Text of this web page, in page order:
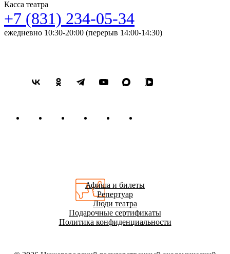
Касса театра
+7 (831) 234-05-34
ежедневно 10:30-20:00 (перерыв 14:00-14:30)
Афиша и билеты
Репертуар
Люди театра
Подарочные сертификаты
Политика конфиденциальности